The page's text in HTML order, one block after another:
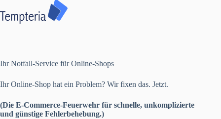
Ihr Notfall-Service für Online-Shops
Ihr Online-Shop hat ein Problem? Wir fixen das. Jetzt.
(Die E-Commerce-Feuerwehr für schnelle, unkomplizierte
und günstige Fehlerbehebung.)